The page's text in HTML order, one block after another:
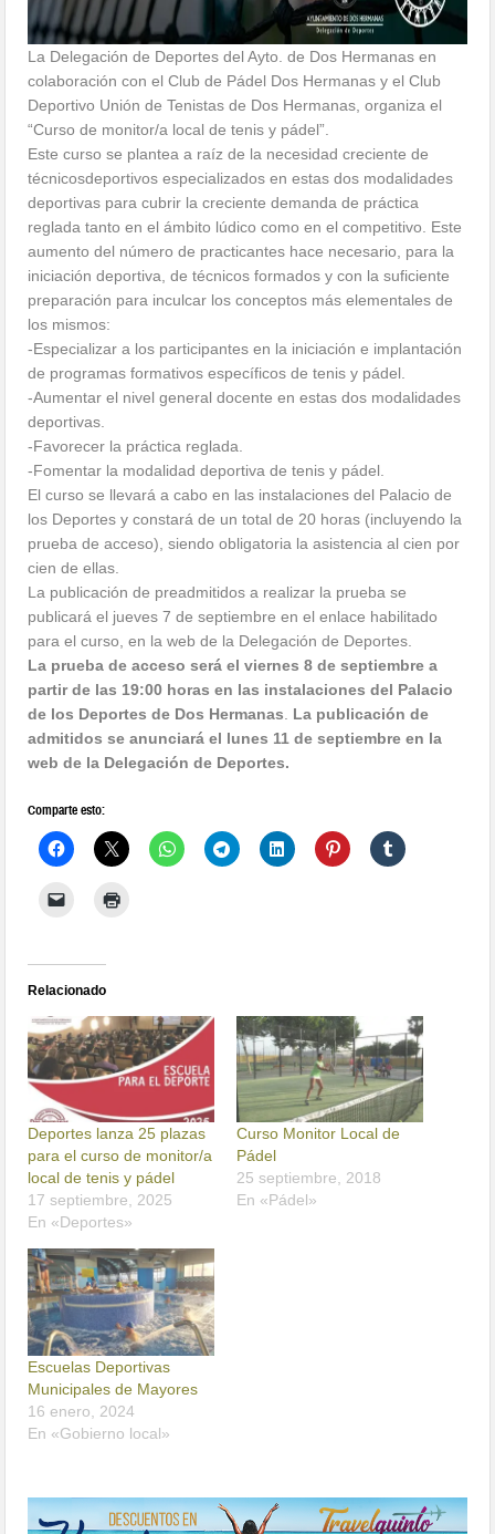
La Delegación de Deportes del Ayto. de Dos Hermanas en
colaboración con el Club de Pádel Dos Hermanas y el Club
Deportivo Unión de Tenistas de Dos Hermanas, organiza el
“Curso de monitor/a local de tenis y pádel”.
Este curso se plantea a raíz de la necesidad creciente de
técnicosdeportivos especializados en estas dos modalidades
deportivas para cubrir la creciente demanda de práctica
reglada tanto en el ámbito lúdico como en el competitivo. Este
aumento del número de practicantes hace necesario, para la
iniciación deportiva, de técnicos formados y con la suficiente
preparación para inculcar los conceptos más elementales de
los mismos:
-Especializar a los participantes en la iniciación e implantación
de programas formativos específicos de tenis y pádel.
-Aumentar el nivel general docente en estas dos modalidades
deportivas.
-Favorecer la práctica reglada.
-Fomentar la modalidad deportiva de tenis y pádel.
El curso se llevará a cabo en las instalaciones del Palacio de
los Deportes y constará de un total de 20 horas (incluyendo la
prueba de acceso), siendo obligatoria la asistencia al cien por
cien de ellas.
La publicación de preadmitidos a realizar la prueba se
publicará el jueves 7 de septiembre en el enlace habilitado
para el curso, en la web de la Delegación de Deportes.
La prueba de acceso será el viernes 8 de septiembre a
partir de las 19:00 horas en las instalaciones del Palacio
de los Deportes de Dos Hermanas
La publicación de
admitidos se anunciará el lunes 11 de septiembre en la
web de la Delegación de Deportes.
Comparte esto:
Relacionado
Deportes lanza 25 plazas
para el curso de monitor/a
local de tenis y pádel
17 septiembre, 2025
En «Deportes»
Curso Monitor Local de
Pádel
25 septiembre, 2018
En «Pádel»
Escuelas Deportivas
Municipales de Mayores
16 enero, 2024
En «Gobierno local»